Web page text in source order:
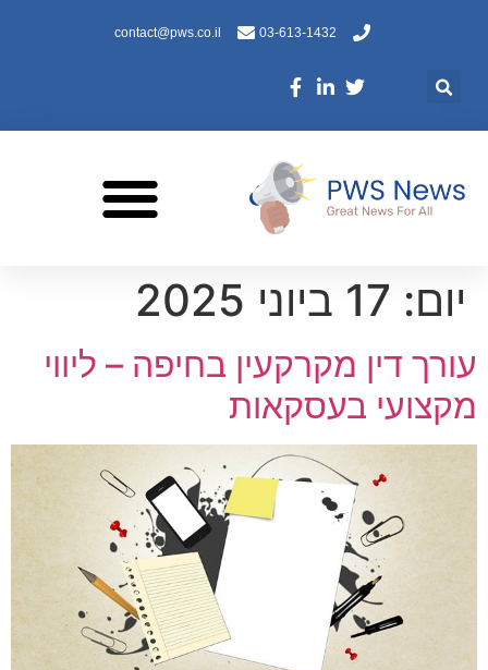
03-613-1432
contact@pws.co.il
יום: 17 ביוני 2025
עורך דין מקרקעין בחיפה – ליווי
מקצועי בעסקאות